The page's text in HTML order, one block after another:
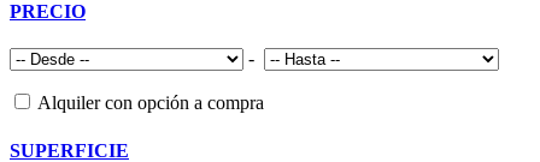
PRECIO
-
Alquiler con opción a compra
SUPERFICIE